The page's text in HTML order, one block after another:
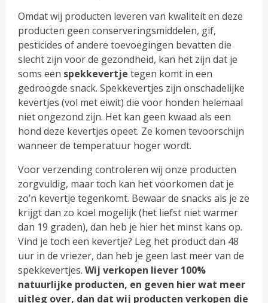
Omdat wij producten leveren van kwaliteit en deze
producten geen conserveringsmiddelen, gif,
pesticides of andere toevoegingen bevatten die
slecht zijn voor de gezondheid, kan het zijn dat je
soms een spekkevertje tegen komt in een
gedroogde snack. Spekkevertjes zijn onschadelijke
kevertjes (vol met eiwit) die voor honden helemaal
niet ongezond zijn. Het kan geen kwaad als een
hond deze kevertjes opeet. Ze komen tevoorschijn
wanneer de temperatuur hoger wordt.
Voor verzending controleren wij onze producten
zorgvuldig, maar toch kan het voorkomen dat je
zo’n kevertje tegenkomt. Bewaar de snacks als je ze
krijgt dan zo koel mogelijk (het liefst niet warmer
dan 19 graden), dan heb je hier het minst kans op.
Vind je toch een kevertje? Leg het product dan 48
uur in de vriezer, dan heb je geen last meer van de
spekkevertjes.Wij verkopen liever 100%
natuurlijke producten, en geven hier wat meer
uitleg over, dan dat wij producten verkopen die